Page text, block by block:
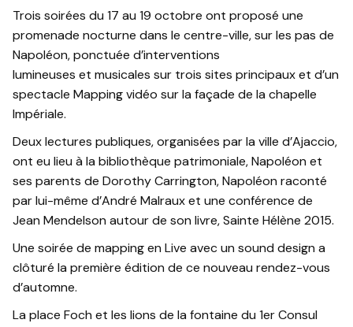
Trois soirées du 17 au 19 octobre ont proposé une
promenade nocturne dans le centre-ville, sur les pas de
Napoléon, ponctuée d’interventions
lumineuses et musicales sur trois sites principaux et d’un
spectacle Mapping vidéo sur la façade de la chapelle
Impériale.
Deux lectures publiques, organisées par la ville d’Ajaccio,
ont eu lieu à la bibliothèque patrimoniale, Napoléon et
ses parents de Dorothy Carrington, Napoléon raconté
par lui-même d’André Malraux et une conférence de
Jean Mendelson autour de son livre, Sainte Hélène 2015.
Une soirée de mapping en Live avec un sound design a
clôturé la première édition de ce nouveau rendez-vous
d’automne.
La place Foch et les lions de la fontaine du 1er Consul